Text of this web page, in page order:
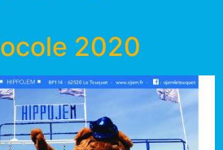
2020